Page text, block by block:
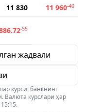
11 830 11 960-40
-55
жадвали
курси: банкнинг
Валюта курслари ҳар